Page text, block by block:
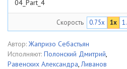
04_Part_4
06_Part_6
07_Part_7
Скорость 0.75x 1x
Автор: Жапризо Себастьян
Исполняют: Полонский Дмитрий,
Равенских Александра,Ливанов